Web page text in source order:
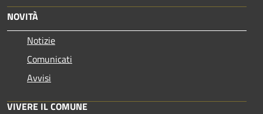
NOVITÀ
Notizie
Comunicati
Avvisi
VIVERE IL COMUNE